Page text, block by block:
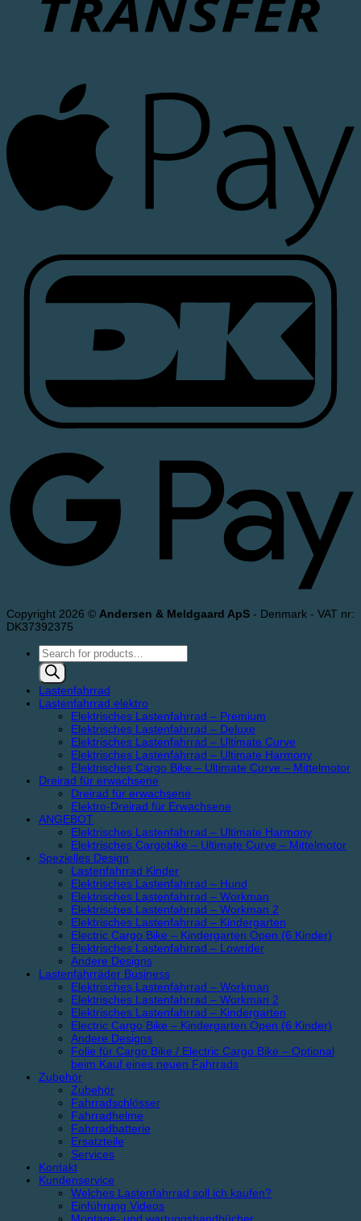
Copyright 2026 © Andersen & Meldgaard ApS - Denmark - VAT nr:
DK37392375
Products
search
Lastenfahrrad
Lastenfahrrad elektro
Elektrisches Lastenfahrrad – Premium
Elektrisches Lastenfahrrad – Deluxe
Elektrisches Lastenfahrrad – Ultimate Curve
Elektrisches Lastenfahrrad – Ultimate Harmony
Elektrisches Cargo Bike – Ultimate Curve – Mittelmotor
Dreirad für erwachsene
Dreirad für erwachsene
Elektro-Dreirad für Erwachsene
ANGEBOT
Elektrisches Lastenfahrrad – Ultimate Harmony
Elektrisches Cargobike – Ultimate Curve – Mittelmotor
Spezielles Design
Lastenfahrrad Kinder
Elektrisches Lastenfahrrad – Hund
Elektrisches Lastenfahrrad – Workman
Elektrisches Lastenfahrrad – Workman 2
Elektrisches Lastenfahrrad – Kindergarten
Electric Cargo Bike – Kindergarten Open (6 Kinder)
Elektrisches Lastenfahrrad – Lowrider
Andere Designs
Lastenfahrräder Business
Elektrisches Lastenfahrrad – Workman
Elektrisches Lastenfahrrad – Workman 2
Elektrisches Lastenfahrrad – Kindergarten
Electric Cargo Bike – Kindergarten Open (6 Kinder)
Andere Designs
Folie für Cargo Bike / Electric Cargo Bike – Optional
beim Kauf eines neuen Fahrrads
Zubehör
Zubehör
Fahrradschlösser
Fahrradhelme
Fahrradbatterie
Ersatzteile
Services
Kontakt
Kundenservice
Welches Lastenfahrrad soll ich kaufen?
Einführung Videos
Montage- und wartungshandbücher